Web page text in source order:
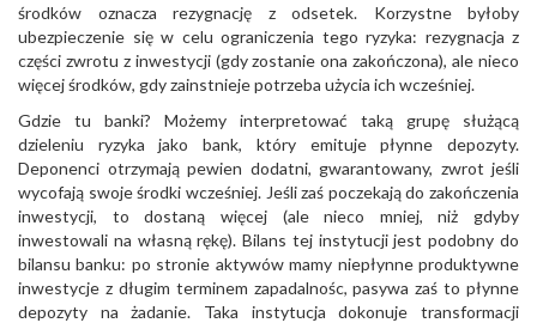
środków oznacza rezygnację z odsetek. Korzystne byłoby
ubezpieczenie się w celu ograniczenia tego ryzyka: rezygnacja z
części zwrotu z inwestycji (gdy zostanie ona zakończona), ale nieco
więcej środków, gdy zainstnieje potrzeba użycia ich wcześniej.
Gdzie tu banki? Możemy interpretować taką grupę służącą
dzieleniu ryzyka jako bank, który emituje płynne depozyty.
Deponenci otrzymają pewien dodatni, gwarantowany, zwrot jeśli
wycofają swoje środki wcześniej. Jeśli zaś poczekają do zakończenia
inwestycji, to dostaną więcej (ale nieco mniej, niż gdyby
inwestowali na własną rękę). Bilans tej instytucji jest podobny do
bilansu banku: po stronie aktywów mamy niepłynne produktywne
inwestycje z długim terminem zapadalnośc, pasywa zaś to płynne
depozyty na żadanie. Taka instytucja dokonuje transformacji